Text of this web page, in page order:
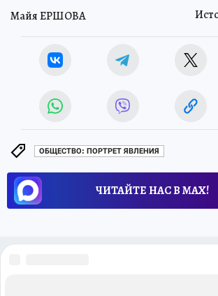
Майя ЕРШОВА
ОБЩЕСТВО: ПОРТРЕТ ЯВЛЕНИЯ
ЧИТАЙТЕ НАС В МАХ!